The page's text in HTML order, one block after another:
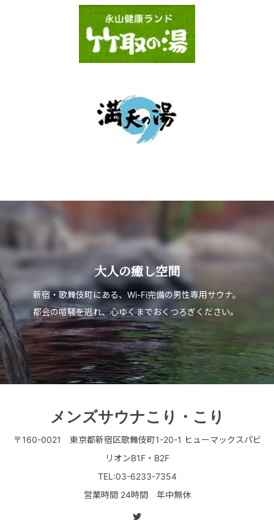
大人の癒し空間
新宿・歌舞伎町にある、Wi-Fi完備の男性専用サウナ。
都会の喧騒を逃れ、心ゆくまでおくつろぎください。
メンズサウナこり・こり
〒160-0021 東京都新宿区歌舞伎町1-20-1 ヒューマックスパビ
リオンB1F・B2F
TEL:03-6233-7354
営業時間 24時間 年中無休